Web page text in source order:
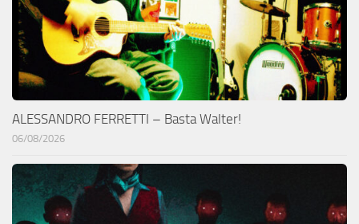
ALESSANDRO FERRETTI – Basta Walter!
06/08/2026